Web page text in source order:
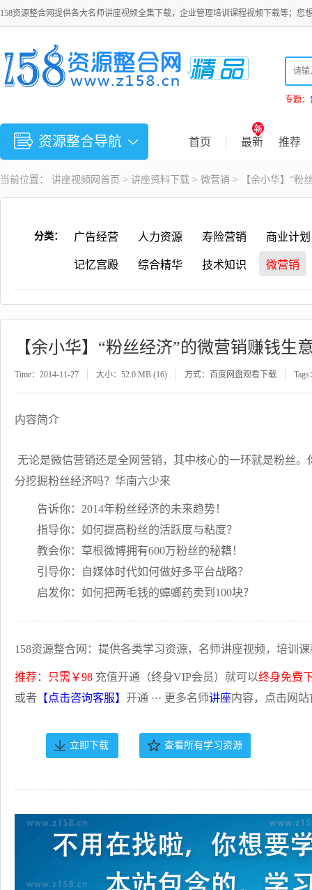
158资源整合网提供各大名师讲座视频全集下载，企业管理培训课程视频下载等；您
专题：
资源整合导航 首页 最新 推荐
当前位置： 讲座视频 网首页 > 讲座资料下载 > 微营销 > 【余小华】“粉
分类： 广告经营 人力资源 寿险营销 商业计划
记忆宫殿 综合精华 技术知识 微营销
【余小华】“粉丝经济”的微营销赚钱生
Time：2014-11-27 大小：52.0 MB (16) 方式：百度网盘观看下载 Tags
内容简介
无论是微信营销还是全网营销，其中核心的一环就是粉丝
分挖掘粉丝经济吗？华南六少来
告诉你：2014年粉丝经济的未来趋势！
指导你：如何提高粉丝的活跃度与粘度？
教会你：草根微博拥有600万粉丝的秘籍！
引导你：自媒体时代如何做好多平台战略？
启发你：如何把两毛钱的蟑螂药卖到100块？
158资源整合网：提供各类学习资源，名师讲座视频，培训
推荐：只需￥98 充值开通（终身VIP会员）就可以终身免费
或者 【点击咨询客服】 开通 ··· 更多名师讲座内容，点击网
立即下载 查看所有学习资源